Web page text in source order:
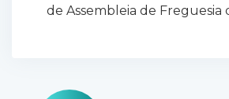
de Assembleia de Freguesia